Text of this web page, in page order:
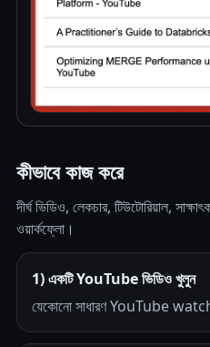
কীভাবে কাজ করে
দীর্ঘ ভিডিও, লেকচার, টিউটোরিয়াল,
ওয়ার্কফ্লো।
1) একটি YouTube ভিডিও খুলুন
যেকোনো সাধারণ YouTube